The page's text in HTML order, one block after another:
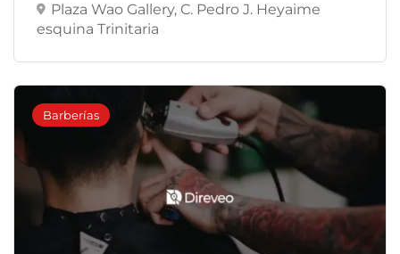
Plaza Wao Gallery, C. Pedro J. Heyaime
esquina Trinitaria
Barberías